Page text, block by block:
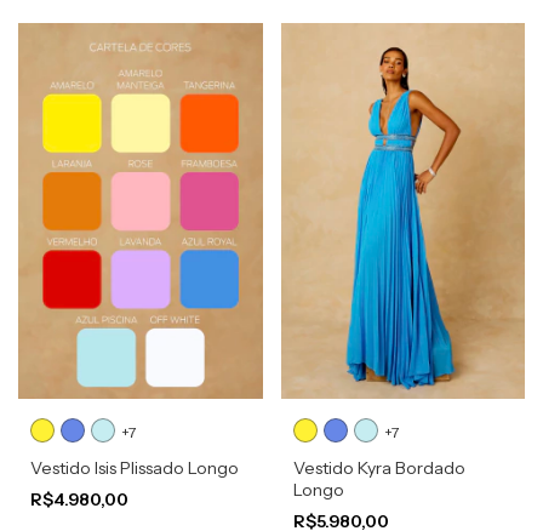
+7
Vestido Isis Plissado Longo
R$4.980,00
+7
Vestido Kyra Bordado
Longo
R$5.980,00